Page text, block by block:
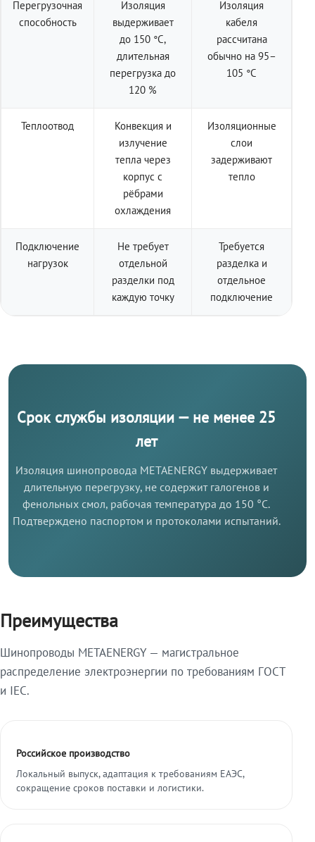
Перегрузочная
способность
Изоляция
выдерживает
до 150 °C,
длительная
перегрузка до
120 %
Изоляция
кабеля
рассчитана
обычно на 95–
105 °C
Теплоотвод
Конвекция и
излучение
тепла через
корпус с
рёбрами
охлаждения
Изоляционные
слои
задерживают
тепло
Подключение
нагрузок
Не требует
отдельной
разделки под
каждую точку
Требуется
разделка и
отдельное
подключение
Срок службы изоляции — не менее 25
лет
Изоляция шинопровода METAENERGY выдерживает
длительную перегрузку, не содержит галогенов и
фенольных смол, рабочая температура до 150 °C.
Подтверждено паспортом и протоколами испытаний.
Преимущества
Шинопроводы METAENERGY — магистральное
распределение электроэнергии по требованиям ГОСТ
и IEC.
Российское производство
Локальный выпуск, адаптация к требованиям ЕАЭС,
сокращение сроков поставки и логистики.